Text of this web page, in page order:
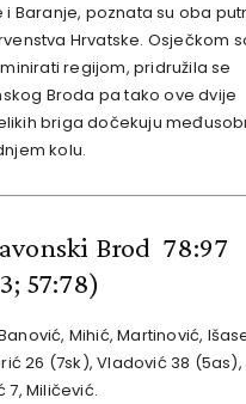
i Baranje, poznata su oba
Hrvatske. Osječkom
regijom, pridružila se
Broda pa tako ove dvije
briga dočekuju
kolu.
Brod 78:97
57:78)
Mihić, Martinović,
26 (7sk), Vladović 38 (5as),
7, Miličević.